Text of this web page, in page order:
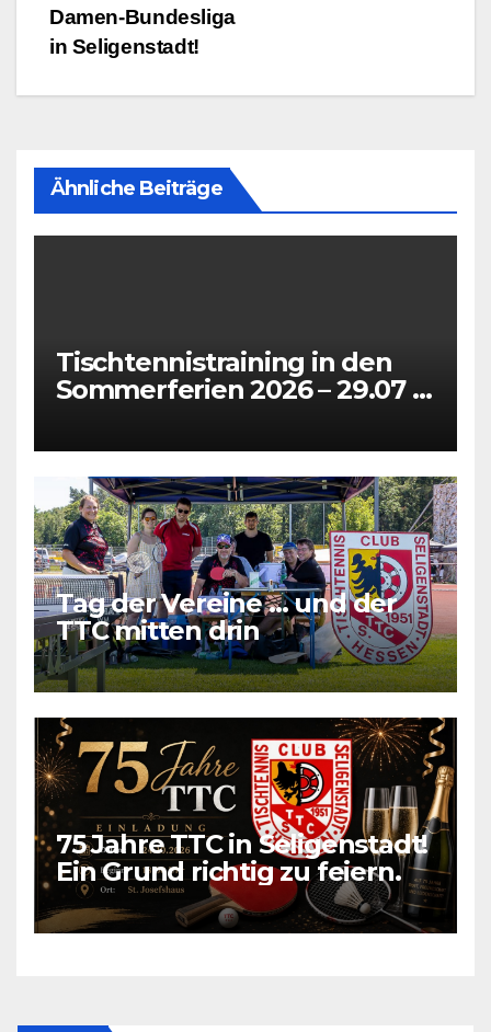
Damen-Bundesliga
in Seligenstadt!
Ähnliche Beiträge
Tischtennistraining in den
Sommerferien 2026 – 29.07 +
Tag der Vereine … und der
TTC mitten drin
75 Jahre TTC in Seligenstadt!
Ein Grund richtig zu feiern.